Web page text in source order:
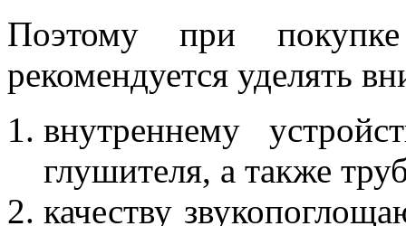
Поэтому при
рекомендуется уделять
внутреннему
глушителя, а также
качеству